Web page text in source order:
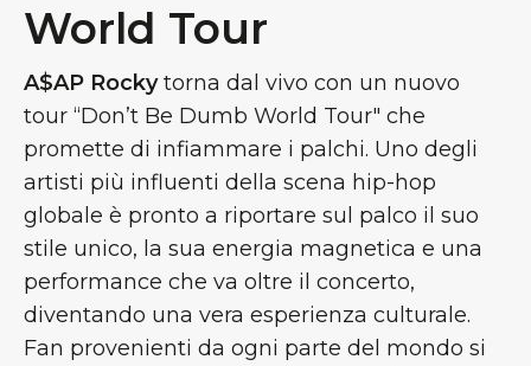
World Tour
A$AP Rockytorna dal vivo con un nuovo
tour “Don’t Be Dumb World Tour" che
promette di infiammare i palchi. Uno degli
artisti più influenti della scena hip-hop
globale è pronto a riportare sul palco il suo
stile unico, la sua energia magnetica e una
performance che va oltre il concerto,
diventando una vera esperienza culturale.
Fan provenienti da ogni parte del mondo si